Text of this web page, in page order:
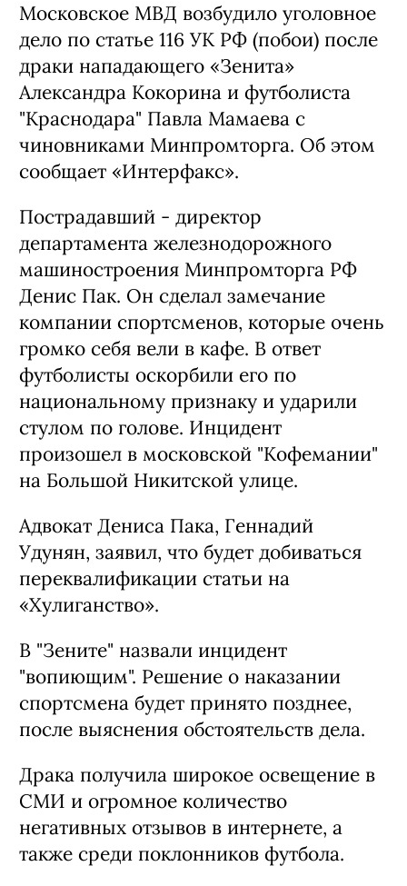
Московское МВД возбудило уголовное
дело по статье 116 УК РФ (побои) после
драки нападающего «Зенита»
Александра Кокорина и футболиста
"Краснодара" Павла Мамаева с
чиновниками Минпромторга. Об этом
сообщает «Интерфакс».
Пострадавший - директор
департамента железнодорожного
машиностроения Минпромторга РФ
Денис Пак. Он сделал замечание
компании спортсменов, которые очень
громко себя вели в кафе. В ответ
футболисты оскорбили его по
национальному признаку и ударили
стулом по голове. Инцидент
произошел в московской "Кофемании"
на Большой Никитской улице.
Адвокат Дениса Пака, Геннадий
Удунян, заявил, что будет добиваться
переквалификации статьи на
«Хулиганство».
В "Зените" назвали инцидент
"вопиющим". Решение о наказании
спортсмена будет принято позднее,
после выяснения обстоятельств дела.
Драка получила широкое освещение в
СМИ и огромное количество
негативных отзывов в интернете, а
также среди поклонников футбола.